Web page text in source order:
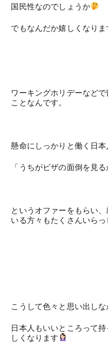
国民性なのでしょうか
でもなんだか嬉しくなり
ワーキングホリデーなど
ことなんです。
懸命にしっかりと働く日本
「うちがビザの面倒を見
というオファーをもらい
いる方々もたくさんいら
こうして色々と思い出しな
日本人もいいところって
しくなります